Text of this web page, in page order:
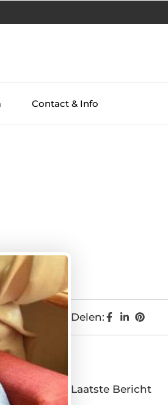
Contact & Info
Delen:
Laatste Bericht